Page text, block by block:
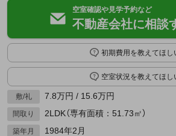
空室確認や見学予約など
不動産会社に相談
初期費用を教えてほし
空室状況を教えてほし
敷/礼 7.8万円 / 15.6万円
間取り 2LDK（専有面積：51.73㎡）
築年月 1984年2月